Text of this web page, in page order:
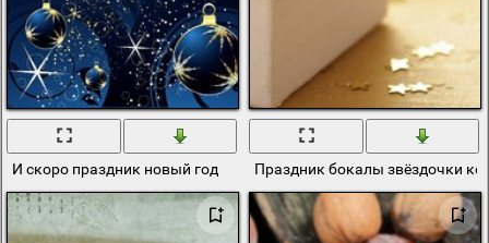
И скоро праздник новый год Праздник бокалы звёздочки